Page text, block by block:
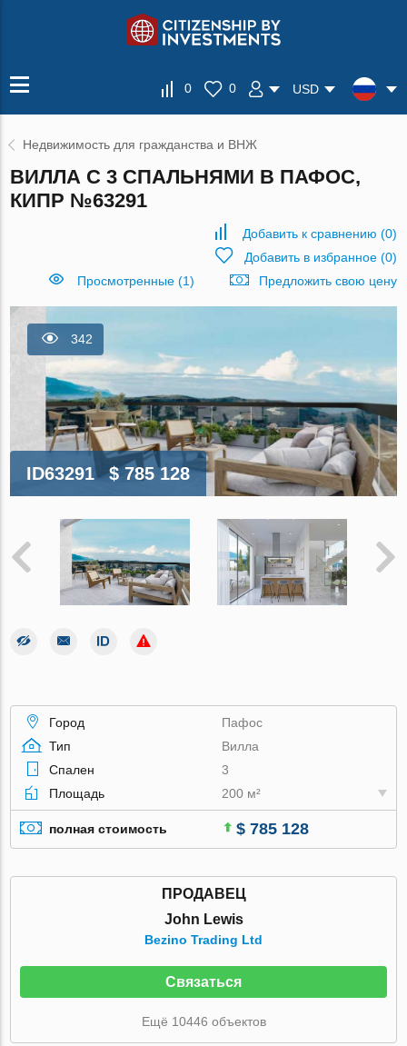
0 0 USD
Недвижимость для гражданства и ВНЖ
ВИЛЛА С 3 СПАЛЬНЯМИ В ПАФОС,
КИПР №63291
Добавить к сравнению (0)
Добавить в избранное(0)
Просмотренные (1)
Предложить свою цену
342
ID63291 $ 785 128
Город
Пафос
Тип
Вилла
Спален
3
Площадь
200 м²
полная стоимость $ 785 128
ПРОДАВЕЦ
John Lewis
Bezino Trading Ltd
Связаться
Ещё 10446 объектов